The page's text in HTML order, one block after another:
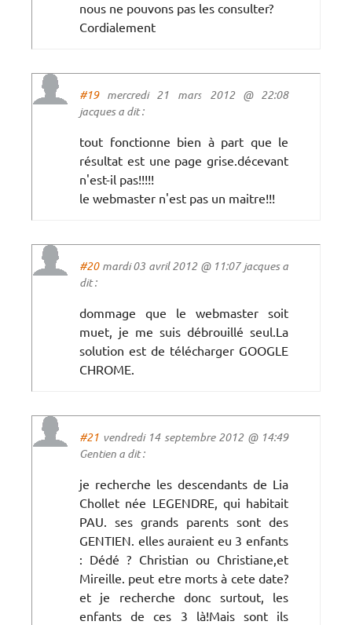
nous ne pouvons pas les consulter?
Cordialement
#19mercredi 21 mars 2012 @ 22:08
jacques a dit :
tout fonctionne bien à part que le
résultat est une page grise.décevant
n'est-il pas!!!!!
le webmaster n'est pas un maitre!!!
#20mardi 03 avril 2012 @ 11:07 jacques a
dit :
dommage que le webmaster soit
muet, je me suis débrouillé seul.La
solution est de télécharger GOOGLE
CHROME.
#21 vendredi 14 septembre 2012 @ 14:49
Gentien a dit :
je recherche les descendants de Lia
Chollet née LEGENDRE, qui habitait
PAU. ses grands parents sont des
GENTIEN. elles auraient eu 3 enfants
: Dédé ? Christian ou Christiane,et
Mireille. peut etre morts à cete date?
et je recherche donc surtout, les
enfants de ces 3 là!Mais sont ils